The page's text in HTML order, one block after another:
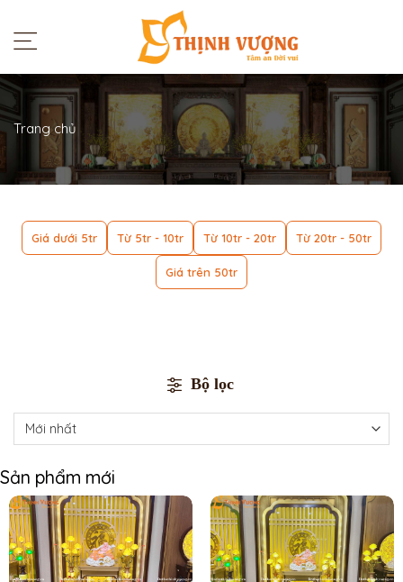
Trang chủ
Giá dưới 5tr Từ 5tr - 10tr Từ 10tr - 20tr Từ 20tr - 50tr
Giá trên 50tr
Bộ lọc
Sản phẩm mới